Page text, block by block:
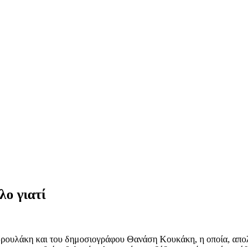
γιατί
και του δημοσιογράφου Θανάση Κουκάκη, η οποία,